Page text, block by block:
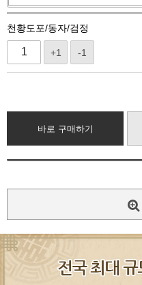
천황도포/동자/검정
+1 -1
바로 구매하기